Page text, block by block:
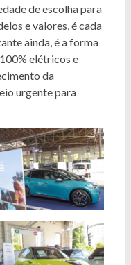
de escolha para
e valores, é cada
ainda, é a forma
elétricos e
da
urgente para